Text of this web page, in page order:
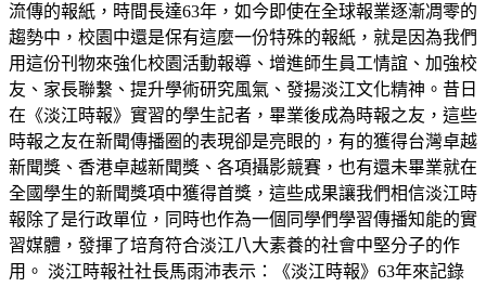
流傳的報紙，時間長達63年，如今即使在全球報業逐漸凋零的
趨勢中，校園中還是保有這麼一份特殊的報紙，就是因為我們
用這份刊物來強化校園活動報導、增進師生員工情誼、加強校
友、家長聯繫、提升學術研究風氣、發揚淡江文化精神。昔日
在《淡江時報》實習的學生記者，畢業後成為時報之友，這些
時報之友在新聞傳播圈的表現卻是亮眼的，有的獲得台灣卓越
新聞獎、香港卓越新聞獎、各項攝影競賽，也有還未畢業就在
全國學生的新聞獎項中獲得首獎，這些成果讓我們相信淡江時
報除了是行政單位，同時也作為一個同學們學習傳播知能的實
習媒體，發揮了培育符合淡江八大素養的社會中堅分子的作
用。 淡江時報社社長馬雨沛表示：《淡江時報》63年來記錄